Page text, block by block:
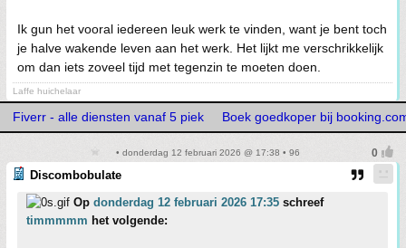
Ik gun het vooral iedereen leuk werk te vinden, want je bent toch
je halve wakende leven aan het werk. Het lijkt me verschrikkelijk
om dan iets zoveel tijd met tegenzin te moeten doen.
Laffe huichelaar
Fiverr - alle diensten vanaf 5 piek Boek goedkoper bij
• donderdag 12 februari 2026 @ 17:38 • 96
Discombobulate
Op donderdag 12 februari 2026 17:35 schreef
timmmmm het volgende: